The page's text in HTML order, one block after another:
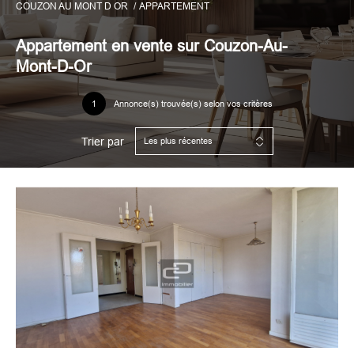
COUZON AU MONT D OR
APPARTEMENT
Appartement en vente sur Couzon-Au-
Mont-D-Or
1 Annonce(s) trouvée(s) selon vos critères
Trier par Les plus récentes